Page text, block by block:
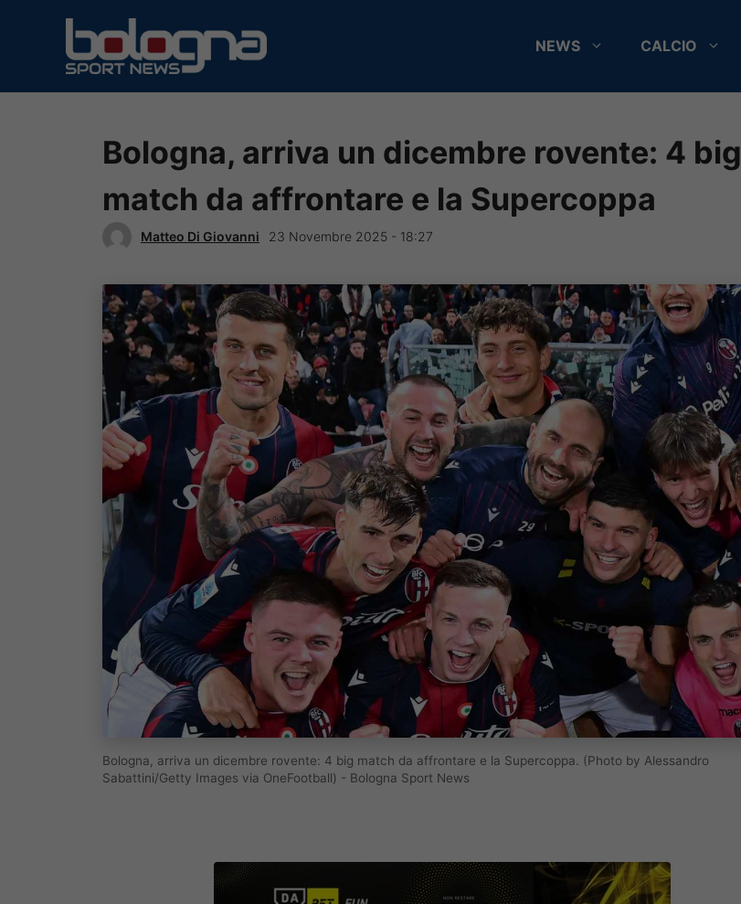
contenuto
NEWS CALCIO
Bologna, arriva un dicembre rovente: 4 big
match da affrontare e la Supercoppa
Matteo Di Giovanni 23 Novembre 2025 - 18:27
Bologna, arriva un dicembre rovente: 4 big match da affrontare e la Supercoppa. (Photo by Alessandro
Sabattini/Getty Images via OneFootball) - Bologna Sport News